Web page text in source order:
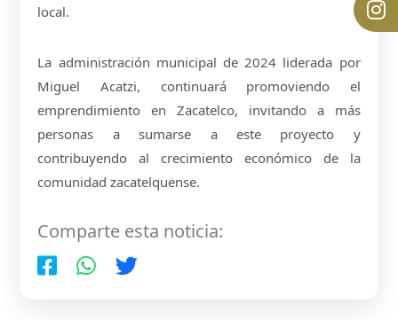
local.
La administración municipal de 2024 liderada por
Miguel Acatzi, continuará promoviendo el
emprendimiento en Zacatelco, invitando a más
personas a sumarse a este proyecto y
contribuyendo al crecimiento económico de la
comunidad zacatelquense.
Comparte esta noticia: